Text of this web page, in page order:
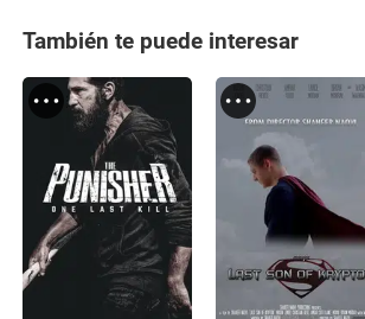
También te puede interesar